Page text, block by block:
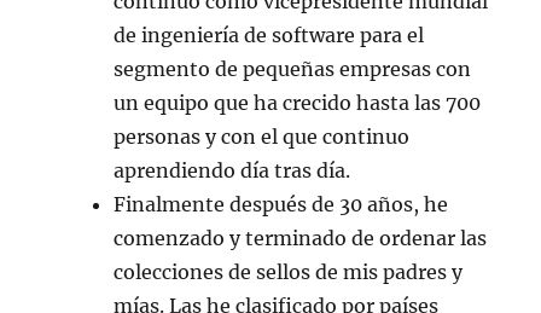
de ingeniería de software para el
segmento de pequeñas empresas con
un equipo que ha crecido hasta las 700
personas y con el que continuo
aprendiendo día tras día.
Finalmente después de 30 años, he
comenzado y terminado de ordenar las
colecciones de sellos de mis padres y
mías. Las he clasificado por países